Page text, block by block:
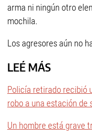
arma ni ningún otro
mochila.
Los agresores aún no
LEÉ MÁS
Policía retirado recibió
robo a una estación de
Un hombre está grave